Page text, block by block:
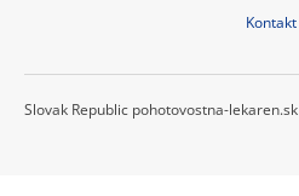
Kontakt
Slovak Republic pohotovostna-lekaren.sk